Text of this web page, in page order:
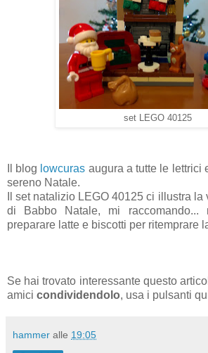
set LEGO 40125
Il blog lowcuras augura a tutte le lettrici
sereno Natale.
Il set natalizio LEGO 40125 ci illustra
di Babbo Natale, mi raccomando...
preparare latte e biscotti per ritemprare
Se hai trovato interessante questo
amici condividendolo, usa i pulsanti
hammer alle 19:05